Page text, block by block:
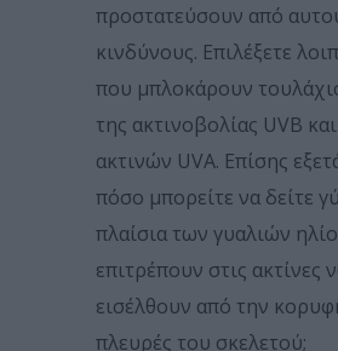
προστατεύσουν από
κινδύνους. Επιλέξετε
που μπλοκάρουν
της ακτινοβολίας UVB
ακτινών UVA. Επίσης
πόσο μπορείτε να δείτε
πλαίσια των γυαλιών
επιτρέπουν στις ακτίνες
εισέλθουν από την
πλευρές του σκελετού;